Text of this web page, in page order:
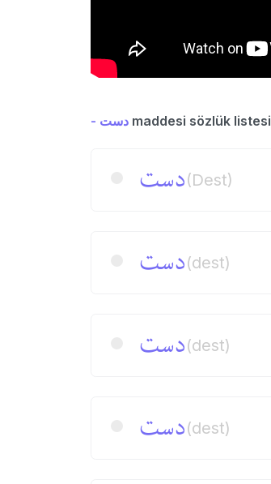
- دست maddesi sözlük listesi
دست(Dest)
دست(dest)
دست(dest)
دست(dest)